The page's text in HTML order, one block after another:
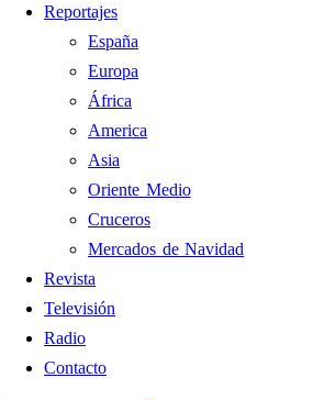
Reportajes
España
Europa
África
America
Asia
Oriente Medio
Cruceros
Mercados de Navidad
Revista
Televisión
Radio
Contacto